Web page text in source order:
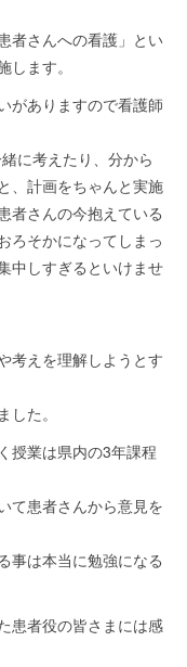
者さんへの看護」とい
ます。
がありますので看護師
に考えたり、分から
、計画をちゃんと実施
者さんの今抱えている
ろそかになってしまっ
中しすぎるといけませ
考えを理解しようとす
た。
授業は県内の3年課程
て患者さんから意見を
事は本当に勉強になる
患者役の皆さまには感